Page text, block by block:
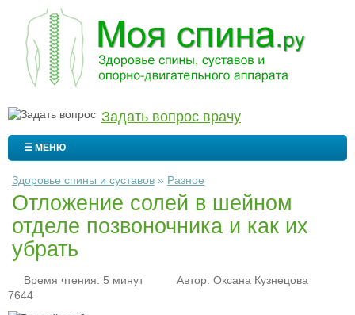
Задать вопрос врачу
☰ МЕНЮ
Здоровье спины и суставов » Разное
Отложение солей в шейном
отделе позвоночника и как их
убрать
Время чтения: 5 минут Автор: Оксана Кузнецова
7644